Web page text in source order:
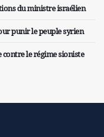
du ministre israélien
punir le peuple syrien
le régime sioniste